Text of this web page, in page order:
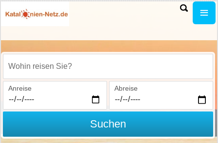
Wohin reisen Sie?
Anreise Abreise
Suchen